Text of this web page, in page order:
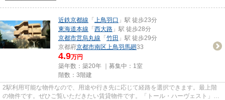
近鉄京都線 「 上鳥羽口 」駅 徒歩23分
東海道本線 「 西大路 」駅 徒歩28分
京都市営烏丸線 「 竹田 」駅 徒歩29分
京都府京都市南区上鳥羽馬廻33
4.9万円
築年数：築20年 ｜募集中： 1室
階数：3階建
2駅利用可能な物件なので、用途や行き先に応じて経路を選択できます。最上階
の物件です。ぜひご覧いただきたい賃貸物件です。「トール・ハーヴェスト」の